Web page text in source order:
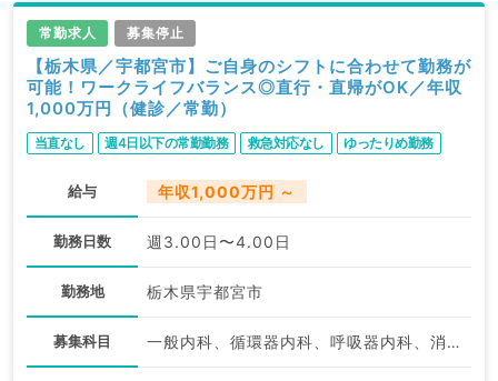
常勤求人 募集停止
【栃木県／宇都宮市】ご自身のシフトに合わせて勤務が
可能！ワークライフバランス◎直行・直帰がOK／年収
1,000万円（健診／常勤）
当直なし 週4日以下の常勤勤務 救急対応なし ゆったりめ勤務
給与 年収1,000万円 ～
勤務日数 週3.00日〜4.00日
勤務地 栃木県宇都宮市
募集科目 一般内科、循環器内科、呼吸器内科、消化器内科、内分泌・代謝内科、外科系全般、一般外科、消化器外科